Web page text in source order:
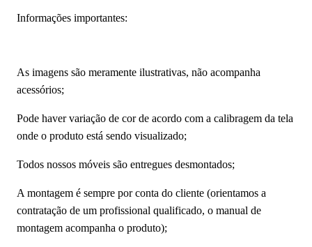
Informações importantes:
As imagens são meramente ilustrativas, não acompanha
acessórios;
Pode haver variação de cor de acordo com a calibragem da tela
onde o produto está sendo visualizado;
Todos nossos móveis são entregues desmontados;
A montagem é sempre por conta do cliente (orientamos a
contratação de um profissional qualificado, o manual de
montagem acompanha o produto);